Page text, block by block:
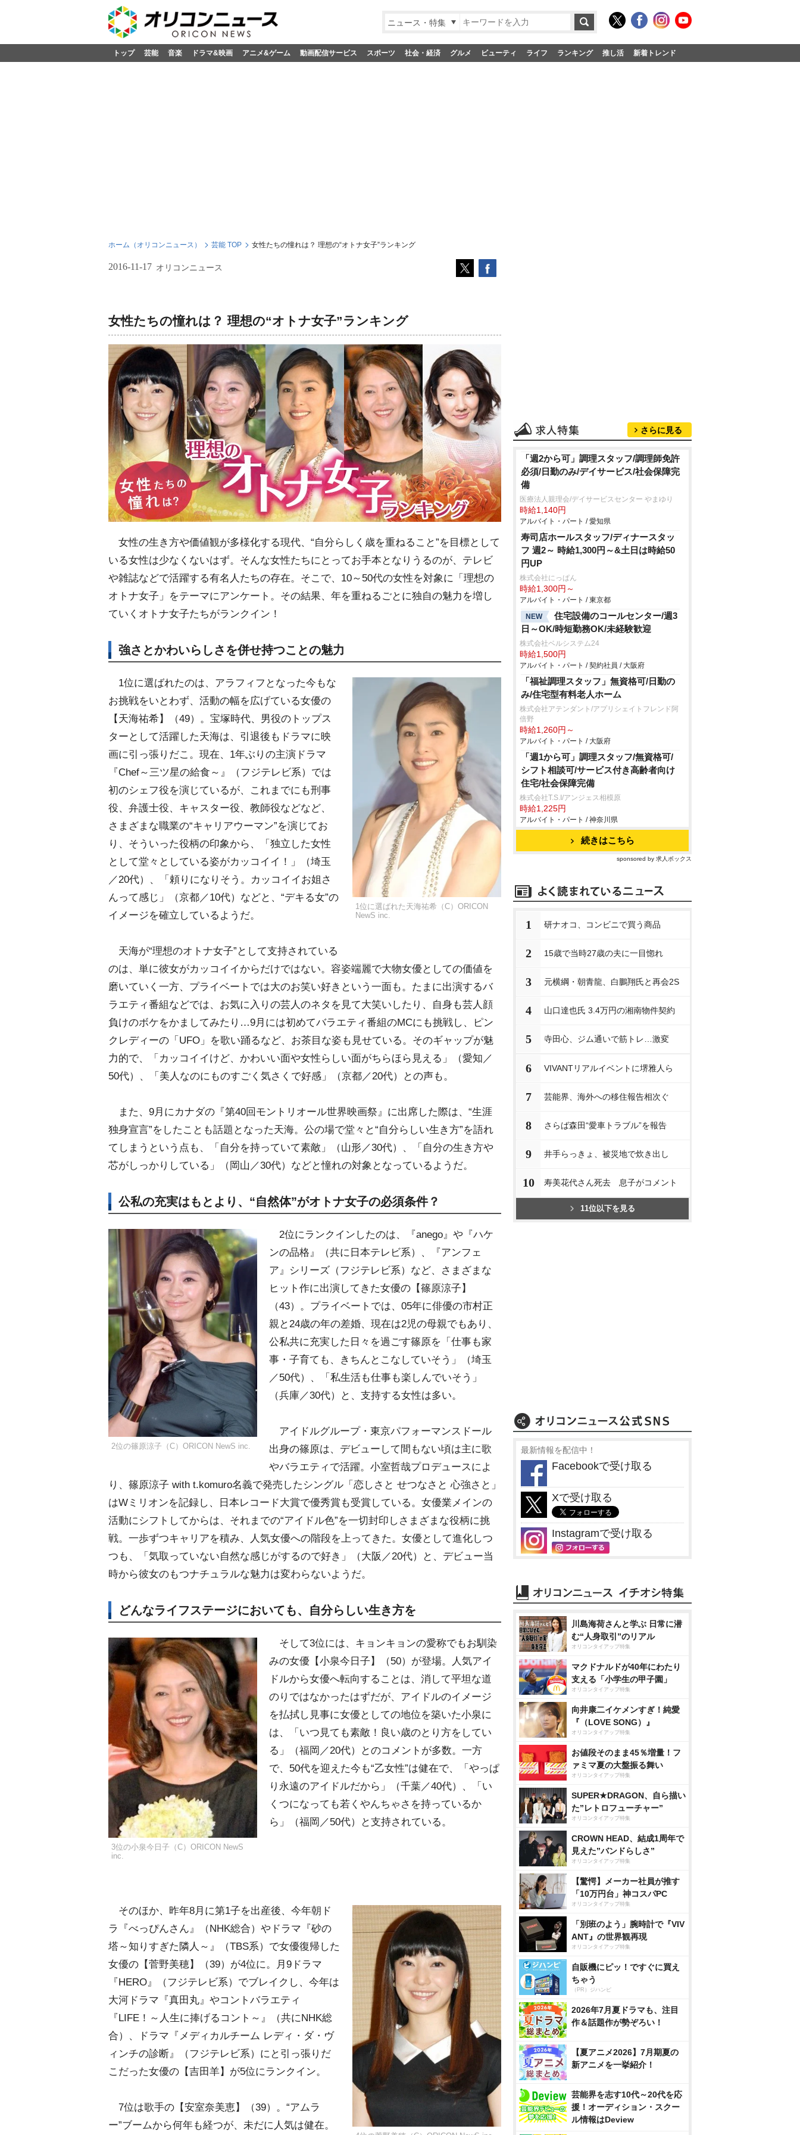
ニュース・特集
トップ 芸能 音楽 ドラマ&映画 アニメ&ゲーム 動画配信サービス スポーツ 社会・経済 グルメ ビューティ ライフ ランキング 推し活 新着トレンド
ホーム（オリコンニュース） 芸能 TOP 女性たちの憧れは？ 理想の“オトナ女子”ランキング
2016-11-17 オリコンニュース
女性たちの憧れは？ 理想の“オトナ女子”ランキング
女性の生き方や価値観が多様化する現代、“自分らしく歳を重ねること”を目標として
いる女性は少なくないはず。そんな女性たちにとってお手本となりうるのが、テレビ
雑誌などで活躍する有名人たちの存在。そこで、10～50代の女性を対象に「理想の
オトナ女子」をテーマにアンケート。その結果、年を重ねるごとに独自の魅力を増し
ていくオトナ女子たちがランクイン！
強さとかわいらしさを併せ持つことの魅力
1位に選ばれた天海祐希（C）ORICON
NewS inc.
1位に選ばれたのは、アラフィフとなった今もな
お挑戦をいとわず、活動の幅を広げている女優の
【天海祐希】（49）。宝塚時代、男役のトップス
ターとして活躍した天海は、引退後もドラマに映
画に引っ張りだこ。現在、1年ぶりの主演ドラマ
『Chef～三ツ星の給食～』（フジテレビ系）では
初のシェフ役を演じているが、これまでにも刑事
役、弁護士役、キャスター役、教師役などなど、
さまざまな職業の“キャリアウーマン”を演じてお
り、そういった役柄の印象から、「独立した女性
として堂々としている姿がカッコイイ！」（埼玉
／20代）、「頼りになりそう。カッコイイお姐さ
んって感じ」（京都／10代）などと、“デキる女”の
イメージを確立しているようだ。
天海が“理想のオトナ女子”として支持されている
のは、単に彼女がカッコイイからだけではない。容姿端麗で大物女優としての価値を
磨いていく一方、プライベートでは大のお笑い好きという一面も。たまに出演するバ
ラエティ番組などでは、お気に入りの芸人のネタを見て大笑いしたり、自身も芸人顔
負けのボケをかましてみたり…9月には初めてバラエティ番組のMCにも挑戦し、ピン
クレディーの「UFO」を歌い踊るなど、お茶目な姿も見せている。そのギャップが魅
力的で、「カッコイイけど、かわいい面や女性らしい面がちらほら見える」（愛知／
50代）、「美人なのにものすごく気さくで好感」（京都／20代）との声も。
また、9月にカナダの『第40回モントリオール世界映画祭』に出席した際は、“生涯
独身宣言”をしたことも話題となった天海。公の場で堂々と“自分らしい生き方”を語れ
てしまうという点も、「自分を持っていて素敵」（山形／30代）、「自分の生き方
芯がしっかりしている」（岡山／30代）などと憧れの対象となっているようだ。
公私の充実はもとより、“自然体”がオトナ女子の必須条件？
2位の篠原涼子（C）ORICON NewS inc.
2位にランクインしたのは、『anego』や『ハケ
ンの品格』（共に日本テレビ系）、『アンフェ
ア』シリーズ（フジテレビ系）など、さまざまな
ヒット作に出演してきた女優の【篠原涼子】
（43）。プライベートでは、05年に俳優の市村正
親と24歳の年の差婚、現在は2児の母親でもあり、
公私共に充実した日々を過ごす篠原を「仕事も家
事・子育ても、きちんとこなしていそう」（埼玉
／50代）、「私生活も仕事も楽しんでいそう」
（兵庫／30代）と、支持する女性は多い。
アイドルグループ・東京パフォーマンスドール
出身の篠原は、デビューして間もない頃は主に歌
バラエティで活躍。小室哲哉プロデュースによ
り、篠原涼子 with t.komuro名義で発売したシングル「恋しさと せつなさと 心強さと」
はWミリオンを記録し、日本レコード大賞で優秀賞も受賞している。女優業メインの
活動にシフトしてからは、それまでの“アイドル色”を一切封印しさまざまな役柄に挑
戦。一歩ずつキャリアを積み、人気女優への階段を上ってきた。女優として進化しつ
つも、「気取っていない自然な感じがするので好き」（大阪／20代）と、デビュー当
時から彼女のもつナチュラルな魅力は変わらないようだ。
どんなライフステージにおいても、自分らしい生き方を
3位の小泉今日子（C）ORICON NewS
inc.
そして3位には、キョンキョンの愛称でもお馴染
みの女優【小泉今日子】（50）が登場。人気アイ
ドルから女優へ転向することは、消して平坦な道
のりではなかったはずだが、アイドルのイメージ
を払拭し見事に女優としての地位を築いた小泉に
は、「いつ見ても素敵！良い歳のとり方をしてい
る」（福岡／20代）とのコメントが多数。一方
で、50代を迎えた今も“乙女性”は健在で、「やっぱ
り永遠のアイドルだから」（千葉／40代）、「い
くつになっても若くやんちゃさを持っているか
ら」（福岡／50代）と支持されている。
そのほか、昨年8月に第1子を出産後、今年朝ド
ラ『べっぴんさん』（NHK総合）やドラマ『砂の
塔～知りすぎた隣人～』（TBS系）で女優復帰した
女優の【菅野美穂】（39）が4位に。月9ドラマ
『HERO』（フジテレビ系）でブレイクし、今年は
大河ドラマ『真田丸』やコントバラエティ
『LIFE！～人生に捧げるコント～』（共にNHK総
合）、ドラマ『メディカルチーム レディ・ダ・ヴ
ィンチの診断』（フジテレビ系）にと引っ張りだ
こだった女優の【吉田羊】が5位にランクイン。
7位は歌手の【安室奈美恵】（39）。“アムラ
ー”ブームから何年も経つが、未だに人気は健在。
さらに見る
「週2から可」調理スタッフ/調理師免許
必須/日勤のみ/デイサービス/社会保障完
備
医療法人親理会/デイサービスセンター やまゆり
時給1,140円
アルバイト・パート / 愛知県
寿司店ホールスタッフ/ディナースタッ
フ 週2～ 時給1,300円～&土日は時給50
円UP
株式会社にっぱん
時給1,300円～
アルバイト・パート / 東京都
NEW
住宅設備のコールセンター/週3
日～OK/時短勤務OK/未経験歓迎
株式会社ベルシステム24
時給1,500円
アルバイト・パート / 契約社員 / 大阪府
「福祉調理スタッフ」無資格可/日勤の
み/住宅型有料老人ホーム
株式会社アテンダント/アプリシェイトフレンド阿
倍野
時給1,260円～
アルバイト・パート / 大阪府
「週1から可」調理スタッフ/無資格可/
シフト相談可/サービス付き高齢者向け
住宅/社会保障完備
株式会社T.S.I/アンジェス相模原
時給1,225円
アルバイト・パート / 神奈川県
続きはこちら
sponsored by 求人ボックス
1 研ナオコ、コンビニで買う商品
2 15歳で当時27歳の夫に一目惚れ
3 元横綱・朝青龍、白鵬翔氏と再会2S
4 山口達也氏 3.4万円の湘南物件契約
5 寺田心、ジム通いで筋トレ…激変
6 VIVANTリアルイベントに堺雅人ら
7 芸能界、海外への移住報告相次ぐ
8 さらば森田“愛車トラブル”を報告
9 井手らっきょ、被災地で炊き出し
10 寿美花代さん死去 息子がコメント
11位以下を見る
最新情報を配信中！
Facebookで受け取る
Xで受け取る
Instagramで受け取る
川島海荷さんと学ぶ 日常に潜
む“人身取引”のリアル
オリコンタイアップ特集
マクドナルドが40年にわたり
支える「小学生の甲子園」
オリコンタイアップ特集
向井康二イケメンすぎ！純愛
『（LOVE SONG）』
オリコンタイアップ特集
お値段そのまま45％増量！フ
ァミマ夏の大盤振る舞い
オリコンタイアップ特集
SUPER★DRAGON、自ら描い
た”レトロフューチャー”
オリコンタイアップ特集
CROWN HEAD、結成1周年で
見えた”バンドらしさ”
オリコンタイアップ特集
【驚愕】メーカー社員が推す
「10万円台」神コスパPC
オリコンタイアップ特集
「別班のよう」腕時計で『VIV
ANT』の世界観再現
オリコンタイアップ特集
自販機にピッ！ですぐに買え
ちゃう
（PR）ジハンピ
2026年7月夏ドラマも、注目
作＆話題作が勢ぞろい！
【夏アニメ2026】7月期夏の
新アニメを一挙紹介！
芸能界を志す10代～20代を応
援！オーディション・スクー
ル情報はDeview